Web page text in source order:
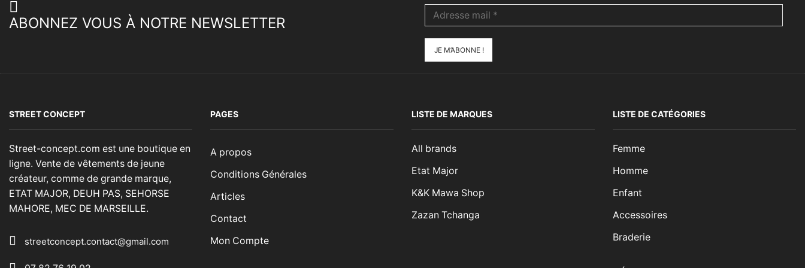
ABONNEZ VOUS À NOTRE NEWSLETTER
STREET CONCEPT
Street-concept.com est une boutique en
ligne. Vente de vêtements de jeune
créateur, comme de grande marque,
ETAT MAJOR, DEUH PAS, SEHORSE
MAHORE, MEC DE MARSEILLE.
streetconcept.contact@gmail.com
PAGES
A propos
Conditions Générales
Articles
Contact
Mon Compte
LISTE DE MARQUES
All brands
Etat Major
K&K Mawa Shop
Zazan Tchanga
LISTE DE CATÉGORIES
Femme
Homme
Enfant
Accessoires
Braderie